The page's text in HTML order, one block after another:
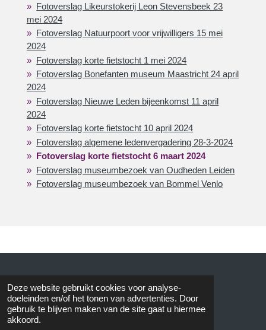
Deze website gebruikt cookies voor analyse-
doeleinden en/of het tonen van advertenties. Door
gebruik te blijven maken van de site gaat u hiermee
akkoord.
Fotoverslag Likeurstokerij Leon Stevensbeek 23
mei 2024
Fotoverslag Natuurpoort voor vrijwilligers 15 mei
2024
Fotoverslag korte fietstocht 1 mei 2024
Fotoverslag Bonefanten museum Maastricht 24 april
2024
Fotoverslag Nieuwe Leden bijeenkomst 11 april
2024
Fotoverslag korte fietstocht 10 april 2024
Fotoverslag algemene ledenvergadering 28-3-2024
Fotoverslag korte fietstocht 6 maart 2024
Fotoverslag museumbezoek van Oudheden Leiden
Fotoverslag museumbezoek van Bommel Venlo
© 2015 AVOS